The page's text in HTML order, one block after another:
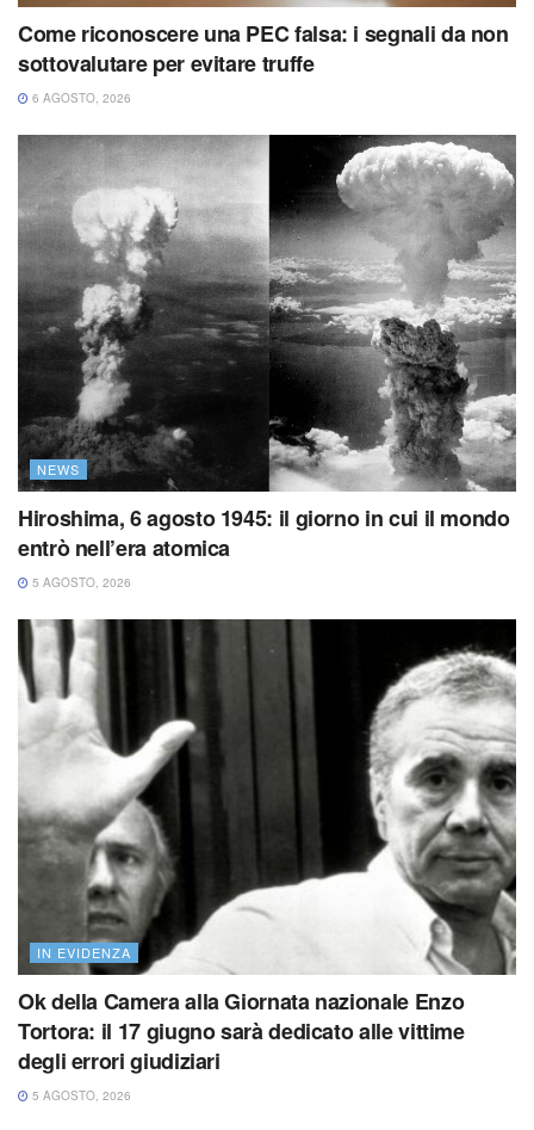
Come riconoscere una PEC falsa: i segnali da non
sottovalutare per evitare truffe
6 AGOSTO, 2026
NEWS
Hiroshima, 6 agosto 1945: il giorno in cui il mondo
entrò nell’era atomica
5 AGOSTO, 2026
IN EVIDENZA
Ok della Camera alla Giornata nazionale Enzo
Tortora: il 17 giugno sarà dedicato alle vittime
degli errori giudiziari
5 AGOSTO, 2026